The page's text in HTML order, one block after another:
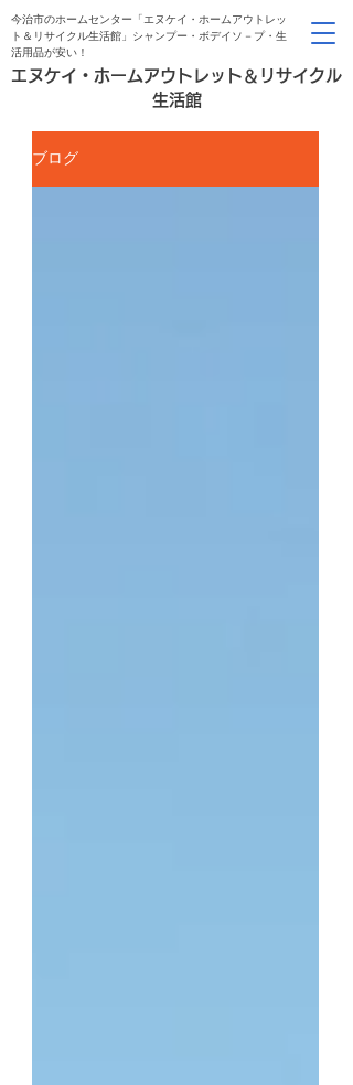
今治市のホームセンター「エヌケイ・ホームアウトレッ
ト＆リサイクル生活館」シャンプー・ボデイソ－プ・生
活用品が安い！
エヌケイ・ホームアウトレット＆リサイクル
生活館
ブログ